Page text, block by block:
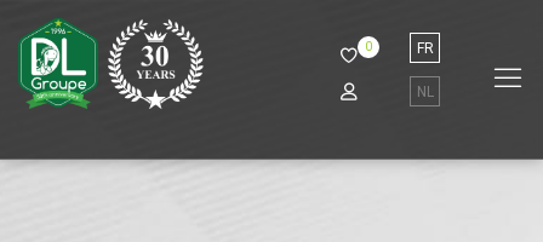
0 FR
NL